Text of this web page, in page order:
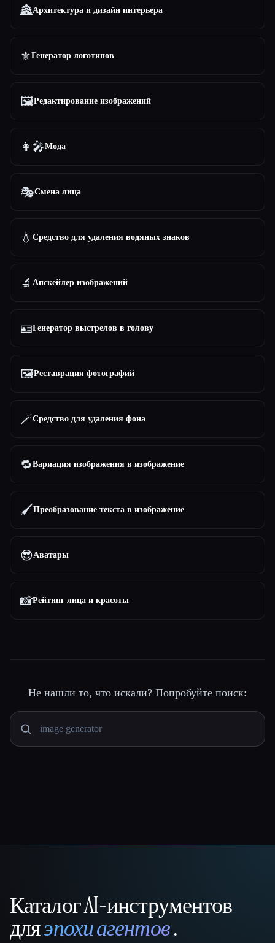
🏯Архитектура и дизайн интерьера
⚜️Генератор логотипов
🖼️Редактирование изображений
👩‍🎤Мода
🎭Смена лица
💧 Средство для удаления водяных знаков
🔬 Апскейлер изображений
🪪Генератор выстрелов в голову
🖼️Реставрация фотографий
🪄Средство для удаления фона
🔁Вариация изображения в изображение
🖌️Преобразование текста в изображение
😎Аватары
📸Рейтинг лица и красоты
Не нашли то, что искали? Попробуйте поиск:
That AI Collection
Каталог AI-инструментов
дляэпохи агентов.